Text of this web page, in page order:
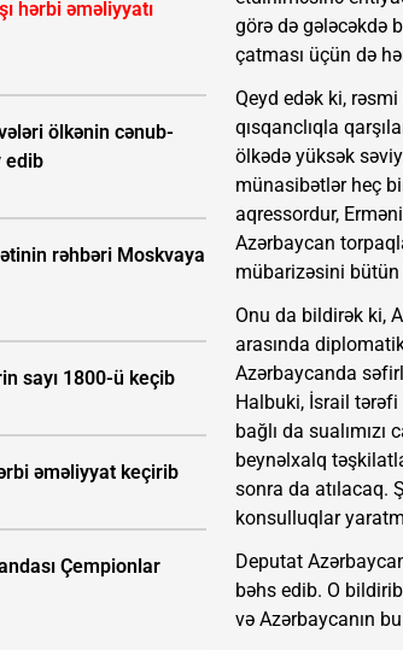
hərbi əməliyyatı
ölkənin cənub-
edib
rəhbəri Moskvaya
sayı 1800-ü keçib
əməliyyat keçirib
Çempionlar
görə də gələcəkdə
çatması üçün də
Qeyd edək ki,
qısqanclıqla
ölkədə yüksək
münasibətlər heç
aqressordur,
Azərbaycan
mübarizəsini bütün
Onu da bildirək ki,
arasında
Azərbaycanda
Halbuki, İsrail
bağlı da
beynəlxalq
sonra da atılacaq.
konsulluqlar
Deputat
bəhs edib. O
və Azərbaycanın